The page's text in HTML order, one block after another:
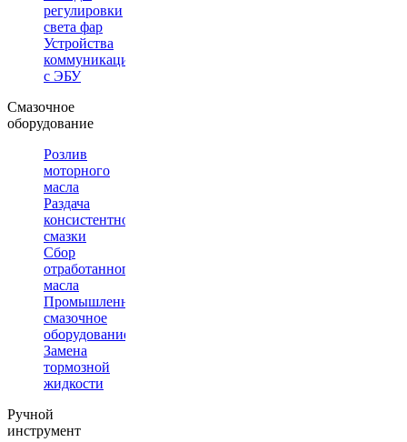
регулировки
света фар
Устройства
коммуникации
с ЭБУ
Смазочное
оборудование
Розлив
моторного
масла
Раздача
консистентной
смазки
Сбор
отработанного
масла
Промышленное
смазочное
оборудование
Замена
тормозной
жидкости
Ручной
инструмент